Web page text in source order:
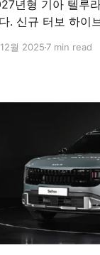
년형 기아 텔루
. 신규 터보 하이
장 공략에 나선다.
월 20257 min read